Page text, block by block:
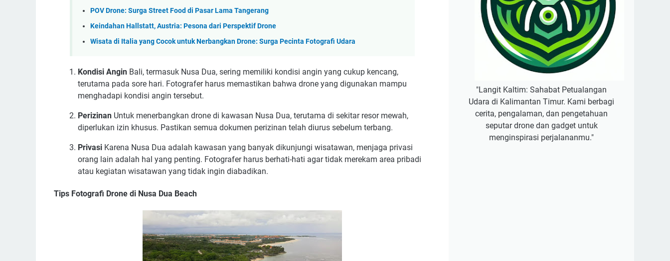
POV Drone: Surga Street Food di Pasar Lama Tangerang
Keindahan Hallstatt, Austria: Pesona dari Perspektif Drone
Wisata di Italia yang Cocok untuk Nerbangkan Drone: Surga Pecinta Fotografi Udara
Kondisi Angin Bali, termasuk Nusa Dua, sering memiliki kondisi angin yang cukup kencang,
terutama pada sore hari. Fotografer harus memastikan bahwa drone yang digunakan mampu
menghadapi kondisi angin tersebut.
Perizinan Untuk menerbangkan drone di kawasan Nusa Dua, terutama di sekitar resor mewah,
diperlukan izin khusus. Pastikan semua dokumen perizinan telah diurus sebelum terbang.
Privasi Karena Nusa Dua adalah kawasan yang banyak dikunjungi wisatawan, menjaga privasi
orang lain adalah hal yang penting. Fotografer harus berhati-hati agar tidak merekam area pribadi
atau kegiatan wisatawan yang tidak ingin diabadikan.
Tips Fotografi Drone di Nusa Dua Beach
"Langit Kaltim: Sahabat Petualangan
Udara di Kalimantan Timur. Kami berbagi
cerita, pengalaman, dan pengetahuan
seputar drone dan gadget untuk
menginspirasi perjalananmu."